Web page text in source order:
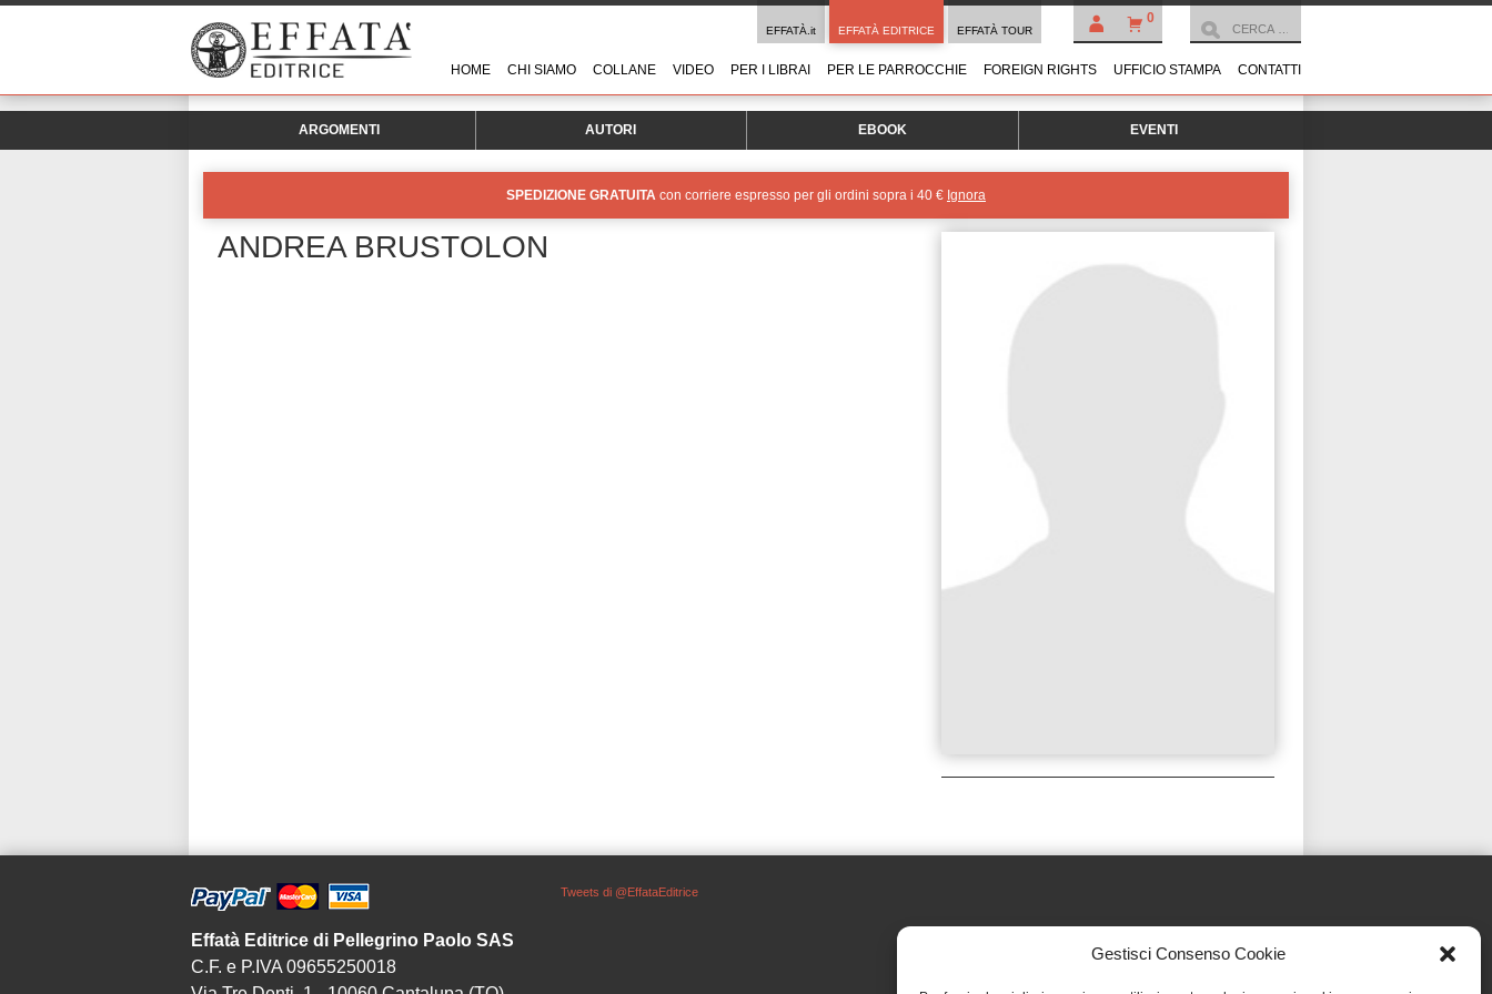
Gestisci Consenso Cookie
0
EFFATÀ.it EFFATÀ EDITRICE EFFATÀ TOUR
HOME CHI SIAMO COLLANE VIDEO PER I LIBRAI PER LE PARROCCHIE FOREIGN RIGHTS UFFICIO STAMPA CONTATTI
ARGOMENTI AUTORI EBOOK EVENTI
SPEDIZIONE GRATUITA con corriere espresso per gli ordini sopra i 40 € Ignora
ANDREA BRUSTOLON
Effatà Editrice di Pellegrino Paolo SAS
C.F. e P.IVA 09655250018
Tweets di @EffataEditrice